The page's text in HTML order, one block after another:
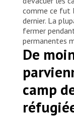
comme ce fut
dernier. La
fermer
permanentes
De
camp